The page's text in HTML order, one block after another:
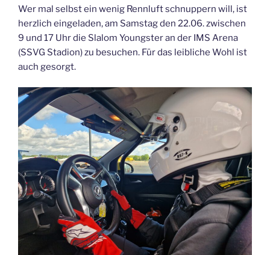
Wer mal selbst ein wenig Rennluft schnuppern will, ist
herzlich eingeladen, am Samstag den 22.06. zwischen
9 und 17 Uhr die Slalom Youngster an der IMS Arena
(SSVG Stadion) zu besuchen. Für das leibliche Wohl ist
auch gesorgt.